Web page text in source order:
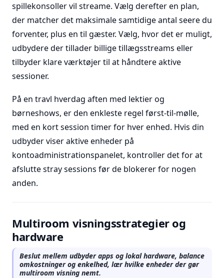
spillekonsoller vil streame. Vælg derefter en plan,
der matcher det maksimale samtidige antal seere du
forventer, plus en til gæster. Vælg, hvor det er muligt,
udbydere der tillader billige tillægsstreams eller
tilbyder klare værktøjer til at håndtere aktive
sessioner.
På en travl hverdag aften med lektier og
børneshows, er den enkleste regel først-til-mølle,
med en kort session timer for hver enhed. Hvis din
udbyder viser aktive enheder på
kontoadministrationspanelet, kontroller det for at
afslutte stray sessions før de blokerer for nogen
anden.
Multiroom visningsstrategier og
hardware
Beslut mellem udbyder apps og lokal hardware, balance
omkostninger og enkelhed, lær hvilke enheder der gør
multiroom visning nemt.